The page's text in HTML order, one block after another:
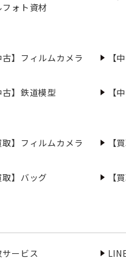
フォト資材
古】フィルムカメラ 【
古】鉄道模型 【
取】フィルムカメラ 【
取】バッグ 【
サービス